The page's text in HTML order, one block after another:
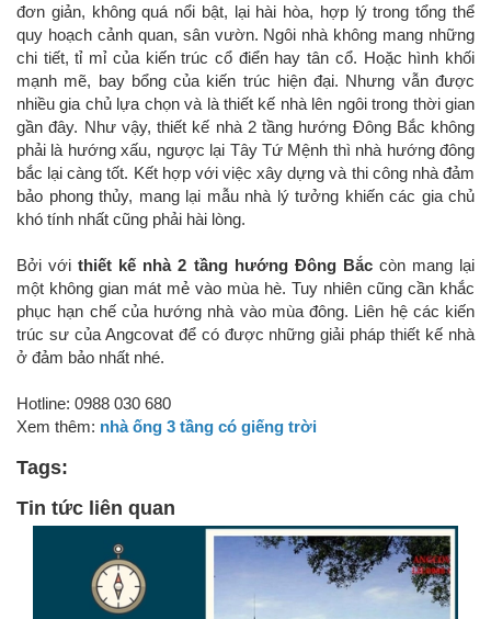
đơn giản, không quá nổi bật, lại hài hòa, hợp lý trong tổng thể
quy hoạch cảnh quan, sân vườn. Ngôi nhà không mang những
chi tiết, tỉ mỉ của kiến trúc cổ điển hay tân cổ. Hoặc hình khối
mạnh mẽ, bay bổng của kiến trúc hiện đại. Nhưng vẫn được
nhiều gia chủ lựa chọn và là thiết kế nhà lên ngôi trong thời gian
gần đây. Như vậy, thiết kế nhà 2 tầng hướng Đông Bắc không
phải là hướng xấu, ngược lại Tây Tứ Mệnh thì nhà hướng đông
bắc lại càng tốt. Kết hợp với việc xây dựng và thi công nhà đảm
bảo phong thủy, mang lại mẫu nhà lý tưởng khiến các gia chủ
khó tính nhất cũng phải hài lòng.
Bởi vớithiết kế nhà 2 tầng hướng Đông Bắccòn mang lại
một không gian mát mẻ vào mùa hè. Tuy nhiên cũng cần khắc
phục hạn chế của hướng nhà vào mùa đông. Liên hệ các kiến
trúc sư của Angcovat để có được những giải pháp thiết kế nhà
ở đảm bảo nhất nhé.
Hotline: 0988 030 680
Xem thêm: nhà ống 3 tầng có giếng trời
Tags:
Tin tức liên quan